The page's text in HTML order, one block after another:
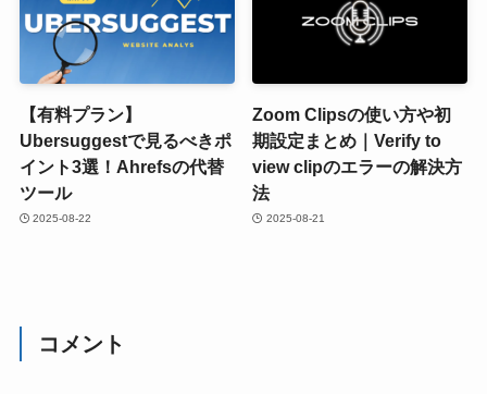
【有料プラン】
Ubersuggestで見るべきポ
イント3選！Ahrefsの代替
ツール
2025-08-22
Zoom Clipsの使い方や初
期設定まとめ｜Verify to
view clipのエラーの解決方
法
2025-08-21
コメント